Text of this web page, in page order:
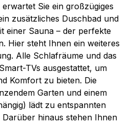
Sie ein großzügiges
zusätzliches Duschbad und
einer Sauna – der perfekte
Hier steht Ihnen ein weiteres
Alle Schlafräume und das
TVs ausgestattet, um
Komfort zu bieten. Die
Garten und einem
lädt zu entspannten
Darüber hinaus stehen Ihnen